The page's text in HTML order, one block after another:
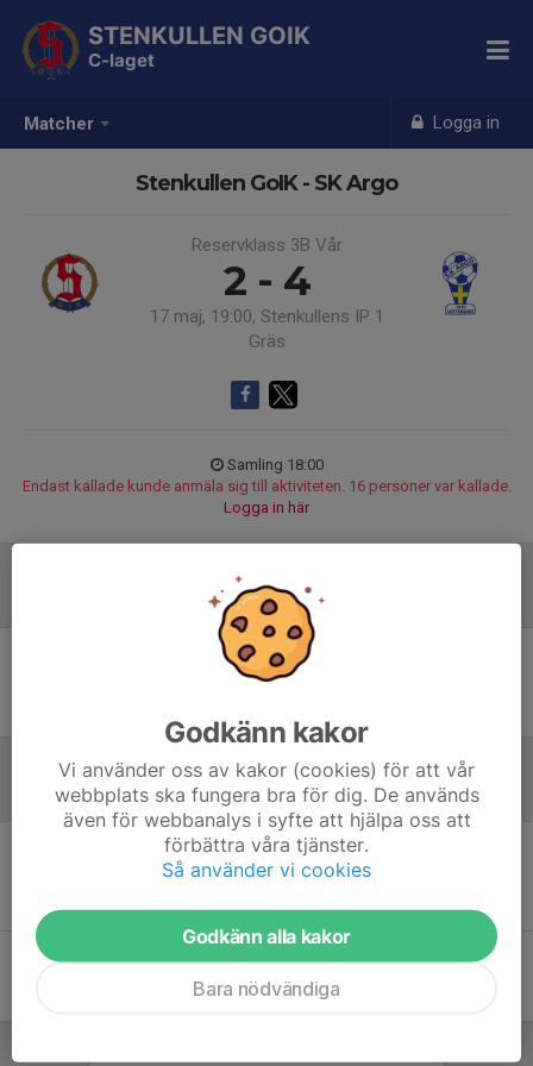
Matcher Logga in
STENKULLEN GOIK
C-laget
Stenkullen GoIK - SK Argo
Reservklass 3B Vår
2 - 4
17 maj, 19:00, Stenkullens IP 1
Gräs
Samling 18:00
Endast kallade kunde anmäla sig till aktiviteten. 16 personer var kallade.
Logga in här
Ingen uppställning ifylld
Referat
Inget referat skrivet
Godkänn kakor
Vi använder oss av kakor (cookies) för att vår
webbplats ska fungera bra för dig. De används
även för webbanalys i syfte att hjälpa oss att
förbättra våra tjänster.
Så använder vi cookies
Godkänn alla kakor
Bara nödvändiga